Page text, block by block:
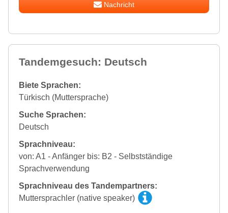
Nachricht
Tandemgesuch: Deutsch
Biete Sprachen:
Türkisch (Muttersprache)
Suche Sprachen:
Deutsch
Sprachniveau:
von: A1 - Anfänger bis: B2 - Selbstständige
Sprachverwendung
Sprachniveau des Tandempartners:
Muttersprachler (native speaker)